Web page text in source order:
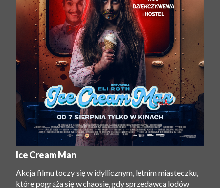
Ice Cream Man
Akcja filmu toczy się w idyllicznym, letnim miasteczku,
które pogrąża się w chaosie, gdy sprzedawca lodów